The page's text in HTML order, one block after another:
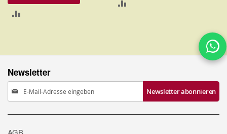
Newsletter
Anmeldung
zum
Newsletter:
Newsletter abonnieren